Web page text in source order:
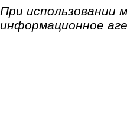
При использовании
информационное